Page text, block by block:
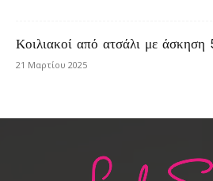
Κοιλιακοί από ατσάλι με
21 Μαρτίου 2025